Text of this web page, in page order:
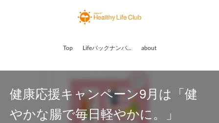
Top Lifeバックナンバー about
健康応援キャンペーン9月は「健
やかな腸で毎日軽やかに。」